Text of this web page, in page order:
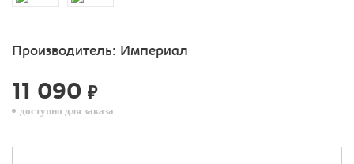
Производитель: Империал
11 090 ₽
доступно для заказа